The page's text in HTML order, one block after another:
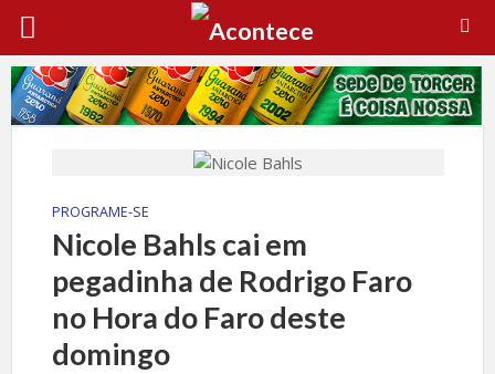
PROGRAME-SE
Nicole Bahls cai em
pegadinha de Rodrigo Faro
no Hora do Faro deste
domingo